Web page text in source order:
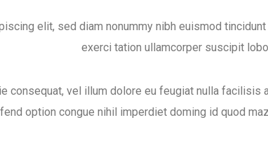
elit, sed diam nonummy nibh euismod
exerci tation ullamcorper suscipit
consequat, vel illum dolore eu feugiat nulla
option congue nihil imperdiet doming id quod